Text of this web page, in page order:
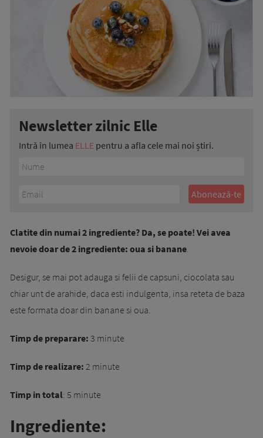
Newsletter zilnic Elle
Intră în lumea ELLE pentru a afla cele mai noi știri.
Clatite din numai 2 ingrediente? Da, se poate! Vei avea
nevoie doar de 2 ingrediente: oua si banane.
Desigur, se mai pot adauga si felii de capsuni, ciocolata sau
chiar unt de arahide, daca esti indulgenta, insa reteta de baza
este formata doar din banane si oua.
Timp de preparare: 3 minute
Timp de realizare: 2 minute
Timp in total: 5 minute
Ingrediente: